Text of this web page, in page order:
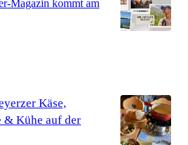
Magazin kommt am
Käse,
& Kühe auf der